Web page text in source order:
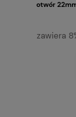
otwór
zawiera